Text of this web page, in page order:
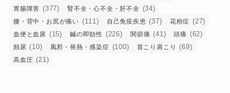
胃腸障害 (377) 腎不全・心不全・肝不全 (34)
腰・背中・お尻が痛い (111) 自己免疫疾患 (37) 花粉症 (27)
血便と血尿 (15) 鍼の即効性 (226) 関節痛 (41) 頭痛 (62)
頻尿 (10) 風邪・発熱・感染症 (100) 首こり肩こり (69)
高血圧 (21)